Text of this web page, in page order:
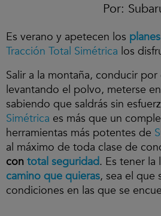
Por:
Es verano y apetecen los
Tracción Total Simétrica los
Salir a la montaña, conducir por
levantando el polvo, meterse
sabiendo que saldrás sin
Simétrica es más que un
herramientas más potentes de
al máximo de toda clase de
con total seguridad. Es tener la
camino que quieras, sea el que
condiciones en las que se